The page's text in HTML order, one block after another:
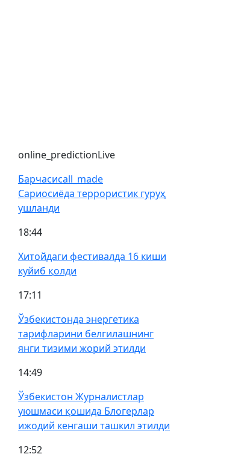
online_predictionLive
Барчасиcall_made
Сариосиёда террористик гуруҳ
ушланди
18:44
Хитойдаги фестивалда 16 киши
куйиб қолди
17:11
Ўзбекистонда энергетика
тарифларини белгилашнинг
янги тизими жорий этилди
14:49
Ўзбекистон Журналистлар
уюшмаси қошида Блогерлар
ижодий кенгаши ташкил этилди
12:52